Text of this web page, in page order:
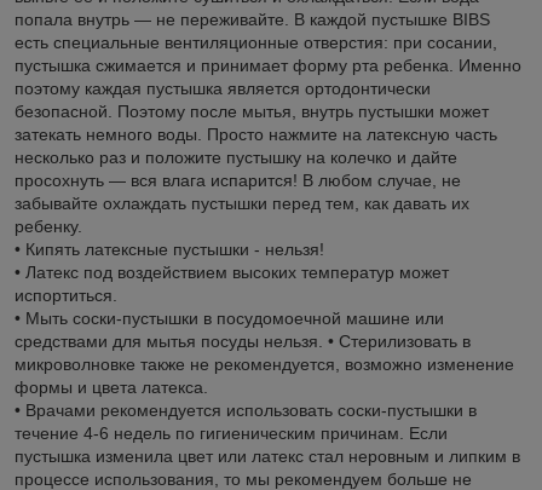
попала внутрь — не переживайте. В каждой пустышке BIBS
есть специальные вентиляционные отверстия: при сосании,
пустышка сжимается и принимает форму рта ребенка. Именно
поэтому каждая пустышка является ортодонтически
безопасной. Поэтому после мытья, внутрь пустышки может
затекать немного воды. Просто нажмите на латексную часть
несколько раз и положите пустышку на колечко и дайте
просохнуть — вся влага испарится! В любом случае, не
забывайте охлаждать пустышки перед тем, как давать их
ребенку.
• Кипять латексные пустышки - нельзя!
• Латекс под воздействием высоких температур может
испортиться.
• Мыть соски-пустышки в посудомоечной машине или
средствами для мытья посуды нельзя. • Стерилизовать в
микроволновке также не рекомендуется, возможно изменение
формы и цвета латекса.
• Врачами рекомендуется использовать соски-пустышки в
течение 4-6 недель по гигиеническим причинам. Если
пустышка изменила цвет или латекс стал неровным и липким в
процессе использования, то мы рекомендуем больше не